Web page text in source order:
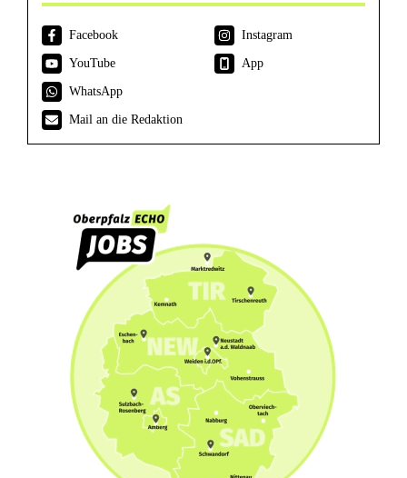
Facebook
Instagram
YouTube
App
WhatsApp
Mail an die Redaktion